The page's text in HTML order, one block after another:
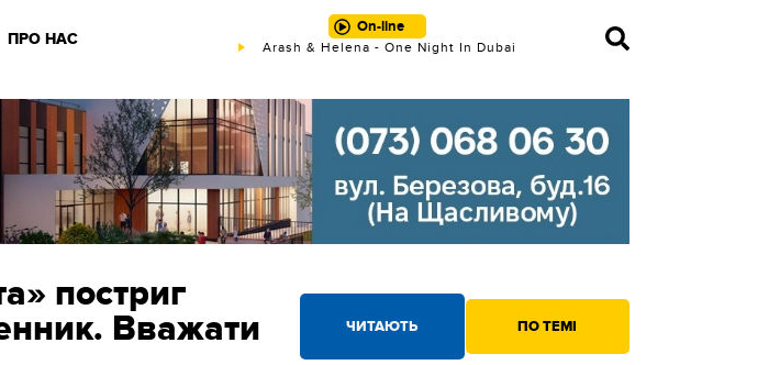
ПРО НАС
On-line
Arash & Helena - One Night In Dubai
постриг
Вважати
ЧИТАЮТЬ ПО ТЕМІ